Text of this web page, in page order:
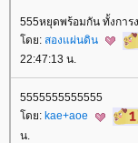
555หยุดพร้อมกัน ทั้งการ
ดย: สองแผ่นดิน
22:47:13 น.
5555555555555
ดย: kae+aoe
น.